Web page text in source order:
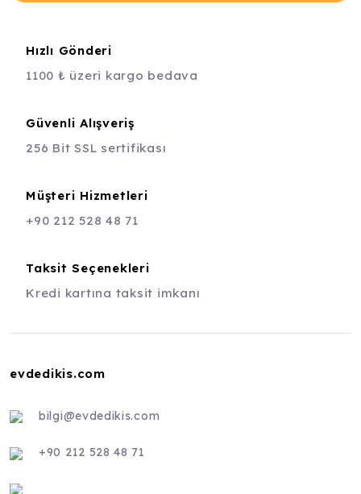
Hızlı Gönderi
1100 ₺ üzeri kargo bedava
Güvenli Alışveriş
256 Bit SSL sertifikası
Müşteri Hizmetleri
+90 212 528 48 71
Taksit Seçenekleri
Kredi kartına taksit imkanı
evdedikis.com
bilgi@evdedikis.com
+90 212 528 48 71